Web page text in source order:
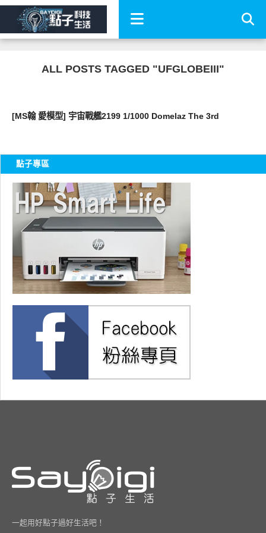
ALL POSTS TAGGED "UFGLOBEIII"
[MS翰 愛模型] 宇宙戰艦2199 1/1000 Domelaz The 3rd
點子專區
一起用好點子過好生活吧！